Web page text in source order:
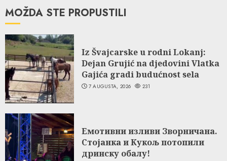
MOŽDA STE PROPUSTILI
Iz Švajcarske u rodni Lokanj:
Dejan Grujić na djedovini Vlatka
Gajića gradi budućnost sela
7 AUGUSTA, 2026 231
Емотивни изливи Зворничана.
Стојанка и Кукољ потопили
дринску обалу!